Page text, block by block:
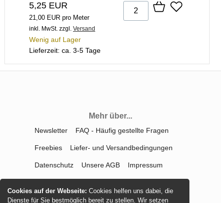
Cookies auf der Webseite:Cookies helfen uns dabei, die
Dienste für Sie bestmöglich bereit zu stellen. Wir setzen
5,25 EUR
21,00 EUR pro Meter
inkl. MwSt. zzgl. Versand
Wenig auf Lager
Lieferzeit: ca. 3-5 Tage
Mehr über...
Newsletter FAQ - Häufig gestellte Fragen
Freebies Liefer- und Versandbedingungen
Datenschutz Unsere AGB Impressum
Vertrag widerrufen